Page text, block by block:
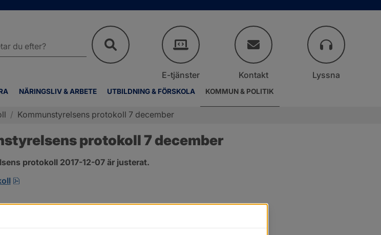
NÄRINGSLIV & ARBETE UTBILDNING & FÖRSKOLA KOMMUN & POLITIK
E-tjänster Kontakt Lyssna
/ Kommunstyrelsens protokoll 7 december
protokoll 7 december
protokoll 2017-12-07 är justerat.
pdf, 123.1 kB, öppnas i nytt fönster.